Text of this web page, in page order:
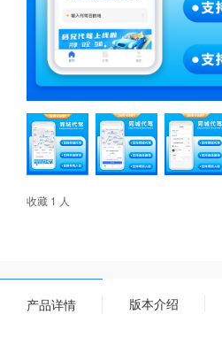
收藏 1 人
产品详情 版本介绍